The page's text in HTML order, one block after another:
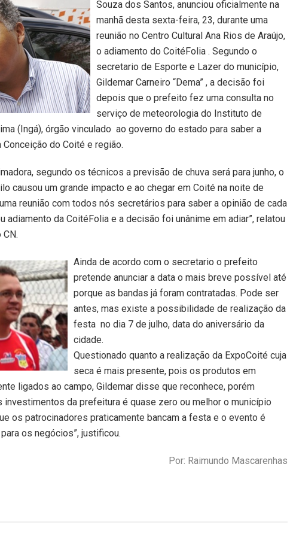
Souza dos Santos, anunciou oficialmente na
manhã desta sexta-feira, 23, durante uma
reunião no Centro Cultural Ana Rios de Araújo,
o adiamento do CoitéFolia . Segundo o
secretario de Esporte e Lazer do município,
Gildemar Carneiro “Dema” , a decisão foi
depois que o prefeito fez uma consulta no
serviço de meteorologia do Instituto de
(Ingá), órgão vinculado ao governo do estado para saber a
do Coité e região.
segundo os técnicos a previsão de chuva será para junho, o
causou um grande impacto e ao chegar em Coité na noite de
reunião com todos nós secretários para saber a opinião de cada
adiamento da CoitéFolia e a decisão foi unânime em adiar”, relatou
Ainda de acordo com o secretario o prefeito
pretende anunciar a data o mais breve possível até
porque as bandas já foram contratadas. Pode ser
antes, mas existe a possibilidade de realização da
festa no dia 7 de julho, data do aniversário da
cidade.
Questionado quanto a realização da ExpoCoité cuja
seca é mais presente, pois os produtos em
ligados ao campo, Gildemar disse que reconhece, porém
investimentos da prefeitura é quase zero ou melhor o município
os patrocinadores praticamente bancam a festa e o evento é
os negócios”, justificou.
Por: Raimundo Mascarenhas